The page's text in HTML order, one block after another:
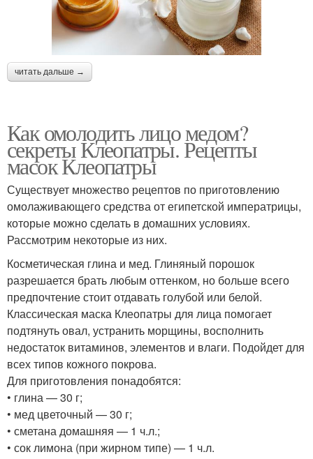
читать дальше →
Как омолодить лицо медом?
секреты Клеопатры. Рецепты
масок Клеопатры
Существует множество рецептов по приготовлению
омолаживающего средства от египетской императрицы,
которые можно сделать в домашних условиях.
Рассмотрим некоторые из них.
Косметическая глина и мед. Глиняный порошок
разрешается брать любым оттенком, но больше всего
предпочтение стоит отдавать голубой или белой.
Классическая маска Клеопатры для лица помогает
подтянуть овал, устранить морщины, восполнить
недостаток витаминов, элементов и влаги. Подойдет для
всех типов кожного покрова.
Для приготовления понадобятся:
• глина — 30 г;
• мед цветочный — 30 г;
• сметана домашняя — 1 ч.л.;
• сок лимона (при жирном типе) — 1 ч.л.